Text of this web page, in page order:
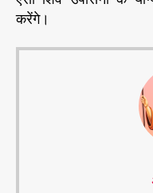
करेंगे।